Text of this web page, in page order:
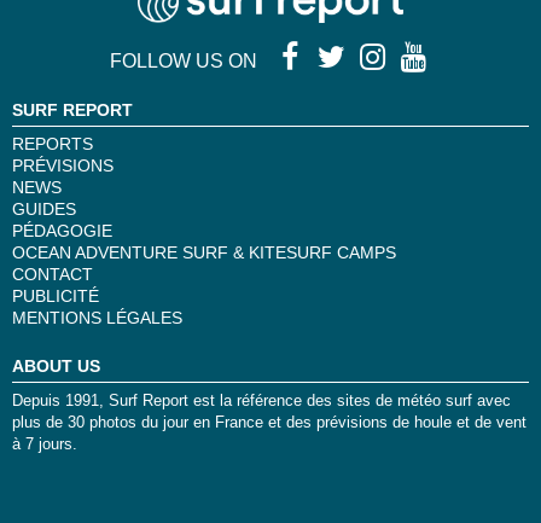
FOLLOW US ON
SURF REPORT
REPORTS
PRÉVISIONS
NEWS
GUIDES
PÉDAGOGIE
OCEAN ADVENTURE SURF & KITESURF CAMPS
CONTACT
PUBLICITÉ
MENTIONS LÉGALES
ABOUT US
Depuis 1991, Surf Report est la référence des sites de météo surf avec
plus de 30 photos du jour en France et des prévisions de houle et de vent
à 7 jours.